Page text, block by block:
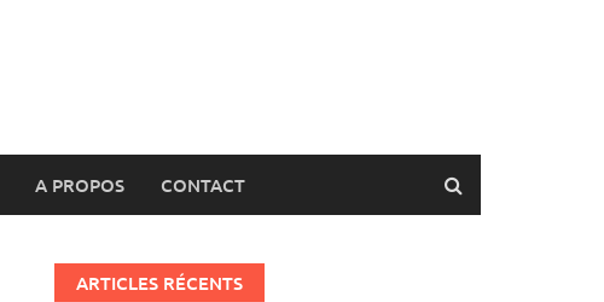
A PROPOS CONTACT
ARTICLES RÉCENTS